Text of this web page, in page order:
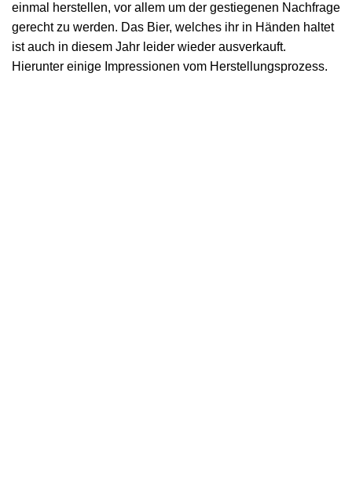
einmal herstellen, vor allem um der gestiegenen Nachfrage
gerecht zu werden. Das Bier, welches ihr in Händen haltet
ist auch in diesem Jahr leider wieder ausverkauft.
Hierunter einige Impressionen vom Herstellungsprozess.